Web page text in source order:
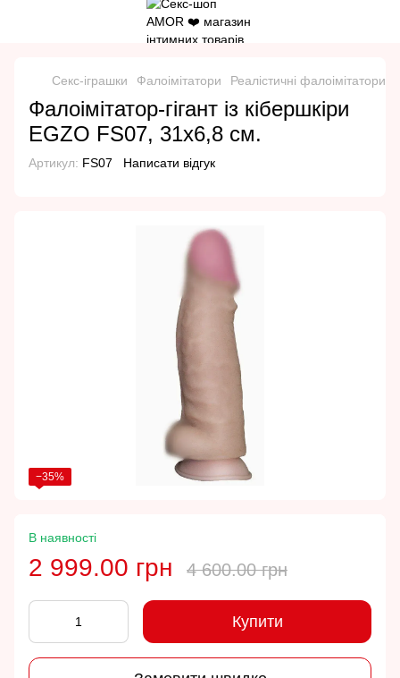
Секс-іграшки Фалоімітатори Реалістичні фалоімітатори
Фалоімітатор-гігант із кібершкіри
EGZO FS07, 31х6,8 см.
Артикул: FS07 Написати відгук
−35%
В наявності
2 999.00 грн 4 600.00 грн
Купити